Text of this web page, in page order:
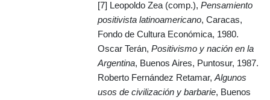
[7] Leopoldo Zea (comp.), Pensamiento
positivista latinoamericano, Caracas,
Fondo de Cultura Económica, 1980.
Oscar Terán, Positivismo y nación en la
Argentina, Buenos Aires, Puntosur, 1987.
Roberto Fernández Retamar, Algunos
usos de civilización y barba­rie, Buenos